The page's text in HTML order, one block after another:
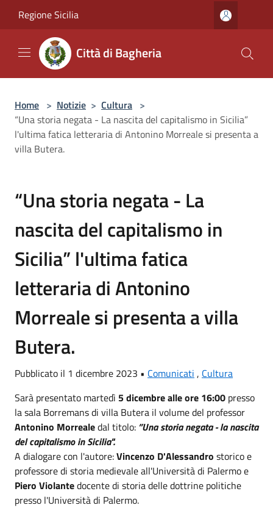
Regione Sicilia
Città di Bagheria
Home > Notizie > Cultura >
“Una storia negata - La nascita del capitalismo in Sicilia”
l'ultima fatica letteraria di Antonino Morreale si presenta a
villa Butera.
“Una storia negata - La
nascita del capitalismo in
Sicilia” l'ultima fatica
letteraria di Antonino
Morreale si presenta a villa
Butera.
Pubblicato il 1 dicembre 2023 • Comunicati , Cultura
Sarà presentato martedì 5 dicembre alle ore 16:00 presso
la sala Borremans di villa Butera il volume del professor
Antonino Morrealedal titolo: ”Una storia negata - la nascita
del capitalismo in Sicilia".
A dialogare con l'autore:Vincenzo D'Alessandro storico e
professore di storia medievale all'Università di Palermo e
Piero Violantedocente di storia delle dottrine politiche
presso l'Università di Palermo.